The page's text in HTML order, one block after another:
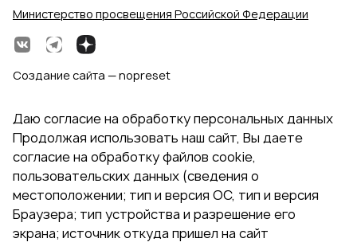
Министерство просвещения Российской Федерации
Создание сайта — nopreset
Даю согласие на обработку персональных данных
Продолжая использовать наш сайт, Вы даете
согласие на обработку файлов cookie,
пользовательских данных (сведения о
местоположении; тип и версия ОС, тип и версия
Браузера; тип устройства и разрешение его
экрана; источник откуда пришел на сайт